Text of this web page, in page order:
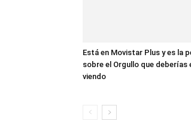
Está en Movistar Plus y es la
sobre el Orgullo que deberías
viendo